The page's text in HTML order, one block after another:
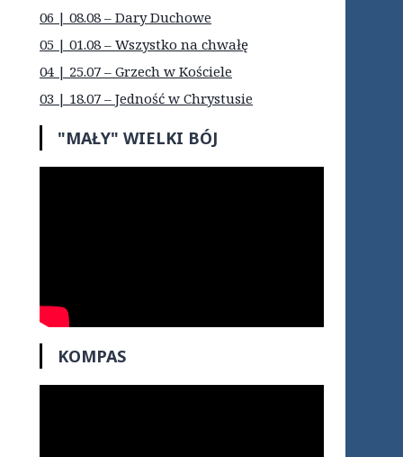
06 | 08.08 – Dary Duchowe
05 | 01.08 – Wszystko na chwałę
04 | 25.07 – Grzech w Kościele
03 | 18.07 – Jedność w Chrystusie
"MAŁY" WIELKI BÓJ
KOMPAS